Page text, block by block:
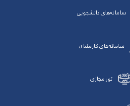
سامانه‌های دانشجویی
سامانه‌های کارمندان
تور مجازی